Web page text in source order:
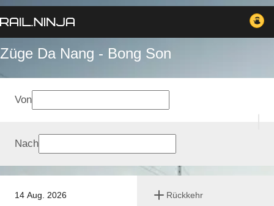
Züge Da Nang - Bong Son
14 Aug. 2026 Rückkehr
Von
Nach